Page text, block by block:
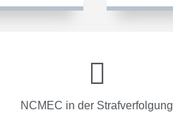

NCMEC in der Strafverfolgung